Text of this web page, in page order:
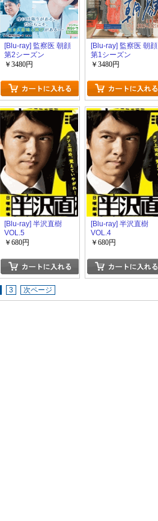
[Blu-ray] 監察医 朝顔
第2シーズン
￥3480円
[Blu-ray] 監察医 朝顔
第1シーズン
￥3480円
[Blu-ray] 半沢直樹
VOL.5
￥680円
[Blu-ray] 半沢直樹
VOL.4
￥680円
3 次ページ